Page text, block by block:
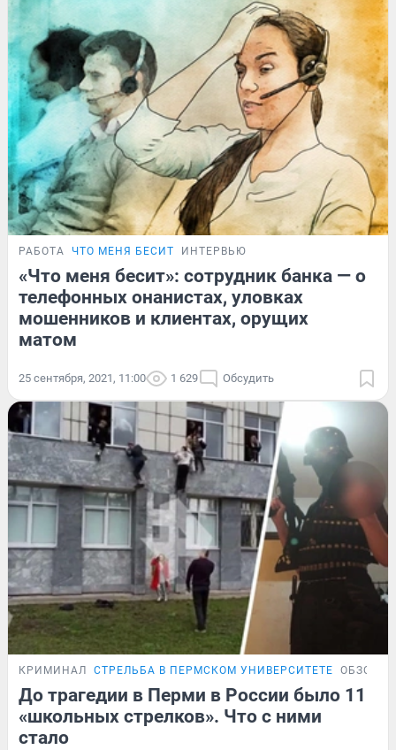
РАБОТА ЧТО МЕНЯ БЕСИТ ИНТЕРВЬЮ
«Что меня бесит»: сотрудник банка — о
телефонных онанистах, уловках
мошенников и клиентах, орущих
матом
25 сентября, 2021, 11:00 1 629 Обсудить
КРИМИНАЛ СТРЕЛЬБА В ПЕРМСКОМ УНИВЕРСИТЕТЕ ОБЗОР
До трагедии в Перми в России было 11
«школьных стрелков». Что с ними
стало